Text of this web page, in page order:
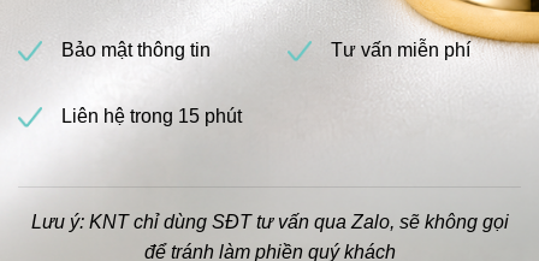
Bảo mật thông tin Tư vấn miễn phí
Liên hệ trong 15 phút
Lưu ý: KNT chỉ dùng SĐT tư vấn qua Zalo, sẽ không gọi
để tránh làm phiền quý khách